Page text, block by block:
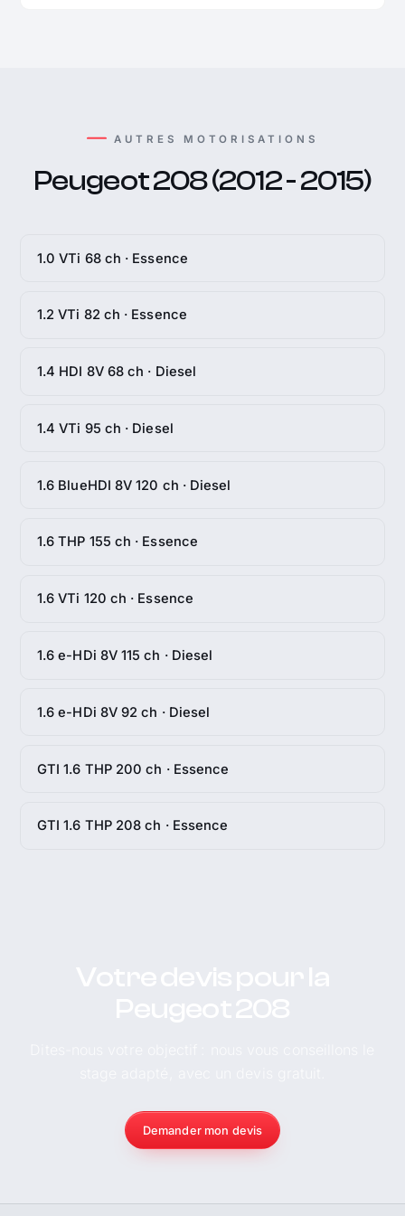
AUTRES MOTORISATIONS
Peugeot 208 (2012 - 2015)
1.0 VTi 68 ch · Essence
1.2 VTi 82 ch · Essence
1.4 HDI 8V 68 ch · Diesel
1.4 VTi 95 ch · Diesel
1.6 BlueHDI 8V 120 ch · Diesel
1.6 THP 155 ch · Essence
1.6 VTi 120 ch · Essence
1.6 e-HDi 8V 115 ch · Diesel
1.6 e-HDi 8V 92 ch · Diesel
GTI 1.6 THP 200 ch · Essence
GTI 1.6 THP 208 ch · Essence
Demander mon devis